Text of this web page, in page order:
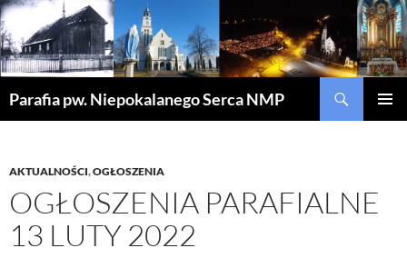
Parafia pw. Niepokalanego Serca NMP
AKTUALNOŚCI,OGŁOSZENIA
OGŁOSZENIA PARAFIALNE
13 LUTY 2022